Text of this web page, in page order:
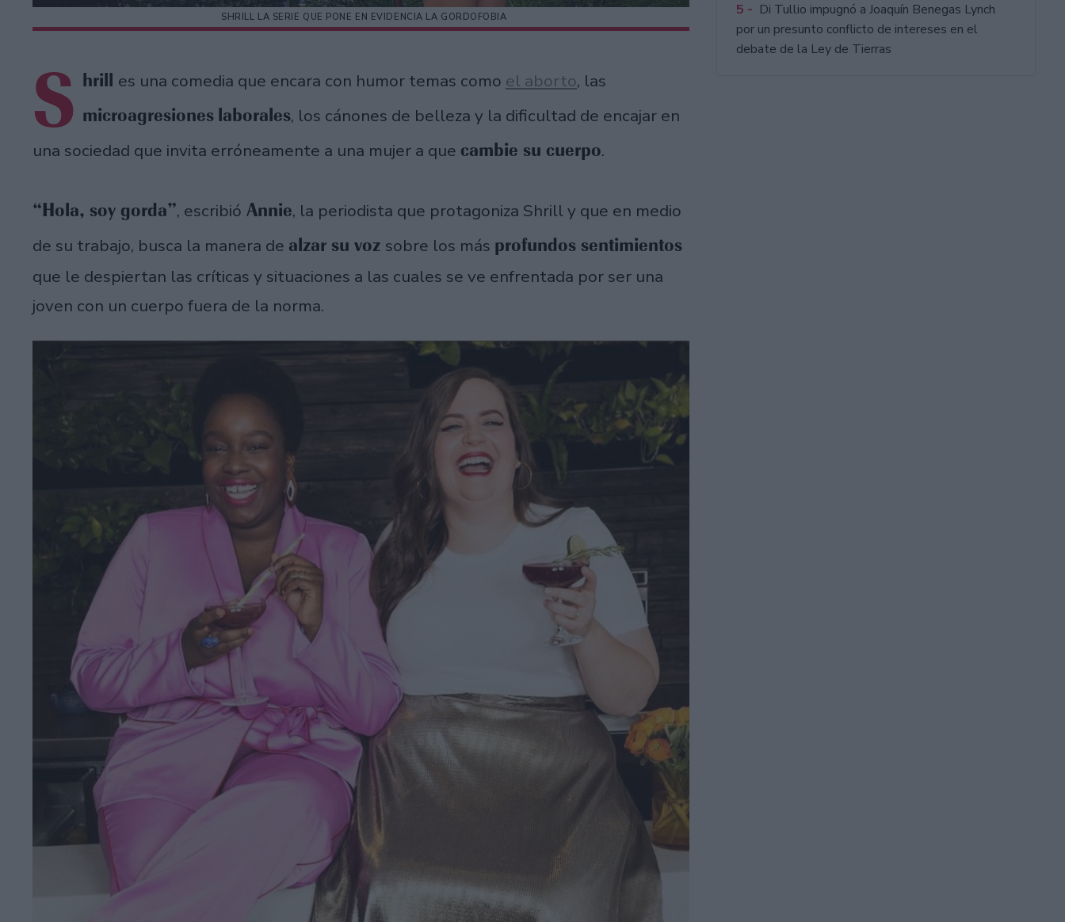
SHRILL LA SERIE QUE PONE EN EVIDENCIA LA GORDOFOBIA
S hrill es una comedia que encara con humor temas como el aborto, las
microagresiones laborales, los cánones de belleza y la dificultad de encajar en
una sociedad que invita erróneamente a una mujer a que cambie su cuerpo.
“Hola, soy gorda”, escribió Annie, la periodista que protagoniza Shrill y que en medio
de su trabajo, busca la manera de alzar su voz sobre los más profundos sentimientos
que le despiertan las críticas y situaciones a las cuales se ve enfrentada por ser una
joven con un cuerpo fuera de la norma.
5 - Di Tullio impugnó a Joaquín Benegas Lynch
por un presunto conflicto de intereses en el
debate de la Ley de Tierras